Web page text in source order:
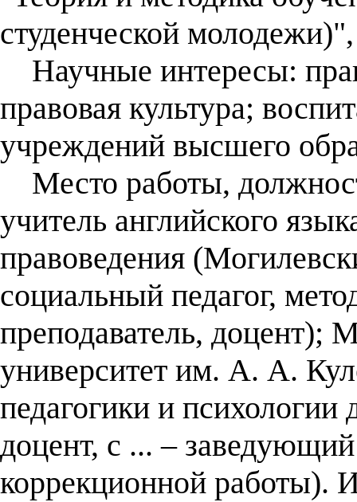
студенческой
Научные интересы:
правовая культура;
учреждений высшего
Место работы,
учитель английского
правоведения
социальный педагог,
преподаватель, доцент);
университет им. А. А.
педагогики и психологии
доцент, с ... –
коррекционной работы).